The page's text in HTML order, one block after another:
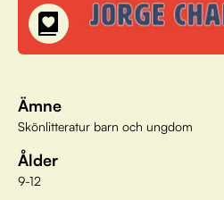
Ämne
Skönlitteratur barn och ungdom
Ålder
9-12